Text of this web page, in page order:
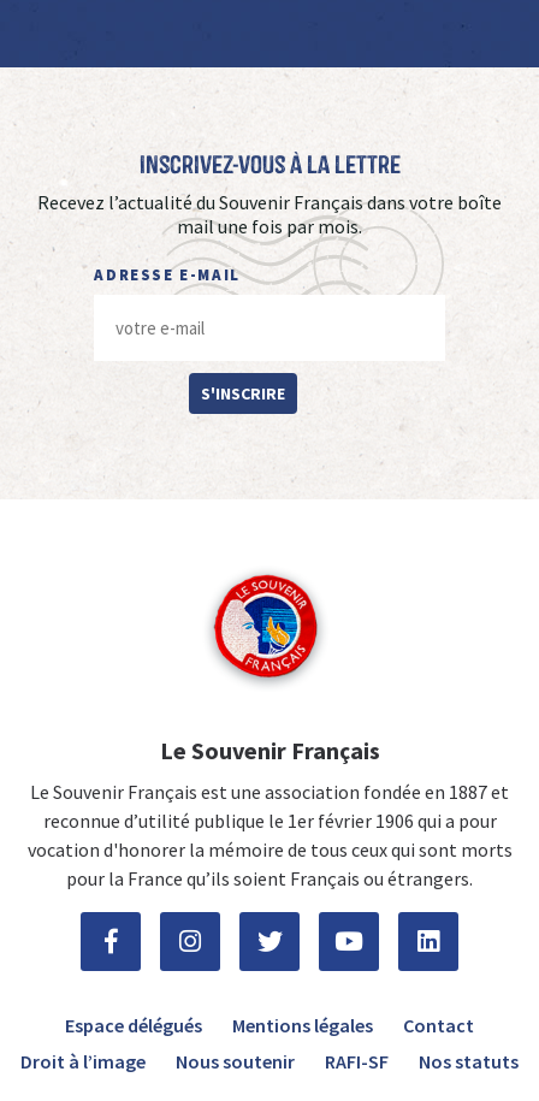
Inscrivez-vous à La Lettre
Recevez l’actualité du Souvenir Français dans votre boîte
mail une fois par mois.
ADRESSE E-MAIL
S'INSCRIRE
Le Souvenir Français
Le Souvenir Français est une association fondée en 1887 et
reconnue d’utilité publique le 1er février 1906 qui a pour
vocation d'honorer la mémoire de tous ceux qui sont morts
pour la France qu’ils soient Français ou étrangers.
Espace délégués Mentions légales
Contact
Droit à l’image
Nous soutenir RAFI-SF Nos statuts